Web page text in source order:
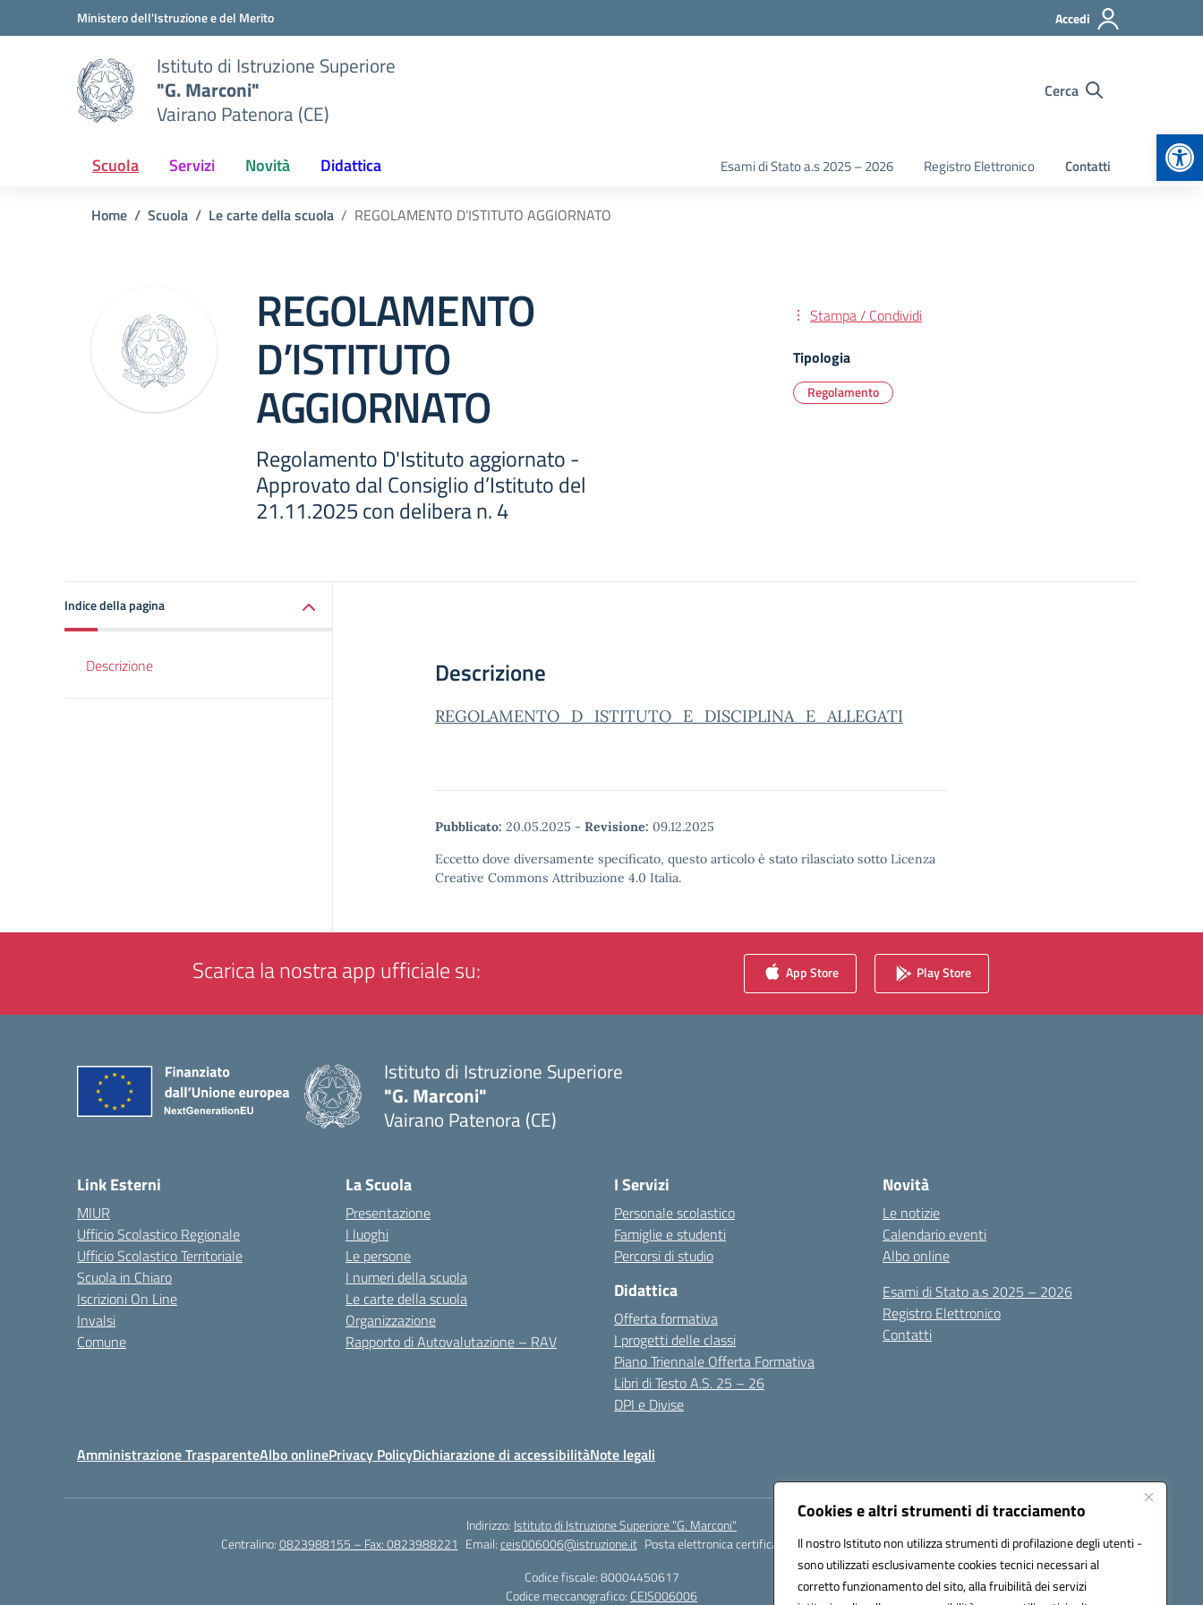
Cookies e altri strumenti di tracciamento
Il nostro Istituto non utilizza strumenti di profilazione degli utenti -
sono utilizzati esclusivamente cookies tecnici necessari al
corretto funzionamento del sito, alla fruibilità dei servizi
Vai ai contenuti
Vai al menu di navigazioneMinistero dell'Istruzione e del Merito Accedi
Istituto di Istruzione Superiore
"G. Marconi"
Vairano Patenora (CE)
Cerca
Scuola Servizi Novità Didattica Esami di Stato a.s 2025 – 2026 Registro Elettronico Contatti
Home Scuola Le carte della scuola REGOLAMENTO D’ISTITUTO AGGIORNATO
REGOLAMENTO
D’ISTITUTO
AGGIORNATO
Regolamento D'Istituto aggiornato -
Approvato dal Consiglio d’Istituto del
21.11.2025 con delibera n. 4
Stampa / Condividi
Tipologia
Regolamento
Indice della pagina
Descrizione Descrizione
REGOLAMENTO_D_ISTITUTO_E_DISCIPLINA_E_ALLEGATI
Pubblicato: 20.05.2025 - Revisione: 09.12.2025
Eccetto dove diversamente specificato, questo articolo è stato rilasciato sotto Licenza
Creative Commons Attribuzione 4.0 Italia.
Scarica la nostra app ufficiale su: App Store Play Store
Istituto di Istruzione Superiore
"G. Marconi"
Vairano Patenora (CE)
Link Esterni
MIUR
Ufficio Scolastico Regionale
Ufficio Scolastico Territoriale
Scuola in Chiaro
Iscrizioni On Line
Invalsi
Comune
La Scuola
Presentazione
I luoghi
Le persone
I numeri della scuola
Le carte della scuola
Organizzazione
Rapporto di Autovalutazione – RAV
I Servizi
Personale scolastico
Famiglie e studenti
Percorsi di studio
Didattica
Offerta formativa
I progetti delle classi
Piano Triennale Offerta Formativa
Libri di Testo A.S. 25 – 26
DPI e Divise
Novità
Le notizie
Calendario eventi
Albo online
Esami di Stato a.s 2025 – 2026
Registro Elettronico
Contatti
Amministrazione TrasparenteAlbo onlinePrivacy PolicyDichiarazione di accessibilitàNote legali
Indirizzo: Istituto di Istruzione Superiore "G. Marconi"
Centralino:0823988155 – Fax: 0823988221 Email:ceis006006@istruzione.it Posta elettronica certificata (PEC):ceis006006@pec.istruzione.it
Codice fiscale: 80004450617
Codice meccanografico: CEIS006006